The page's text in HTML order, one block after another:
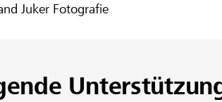
Juker Fotografie